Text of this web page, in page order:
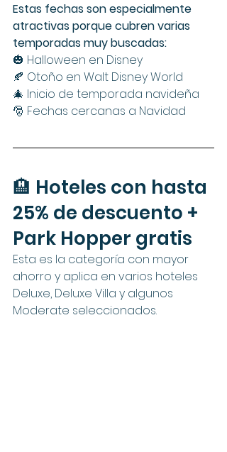
Estas fechas son especialmente
atractivas porque cubren varias
temporadas muy buscadas:
🎃 Halloween en Disney
🍂 Otoño en Walt Disney World
🎄 Inicio de temporada navideña
🎅 Fechas cercanas a Navidad
🏨 Hoteles con hasta
25% de descuento +
Park Hopper gratis
Esta es la categoría con mayor
ahorro y aplica en varios hoteles
Deluxe, Deluxe Villa y algunos
Moderate seleccionados.